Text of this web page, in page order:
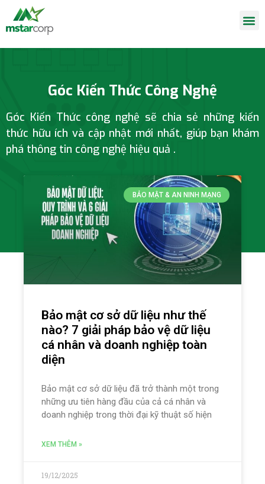
Góc Kiến Thức Công Nghệ
Góc Kiến Thức công nghệ sẽ chia sẻ những kiến
thức hữu ích và cập nhật mới nhất, giúp bạn khám
phá thông tin công nghệ hiệu quả .
BẢO MẬT & AN NINH MẠNG
Bảo mật cơ sở dữ liệu như thế
nào? 7 giải pháp bảo vệ dữ liệu
cá nhân và doanh nghiệp toàn
diện
Bảo mật cơ sở dữ liệu đã trở thành một trong
những ưu tiên hàng đầu của cả cá nhân và
doanh nghiệp trong thời đại kỹ thuật số hiện
XEM THÊM »
19/12/2025